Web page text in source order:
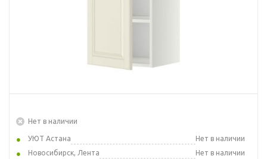
Нет в наличии
УЮТ Астана
Нет в наличии
Новосибирск, Лента
Нет в наличии